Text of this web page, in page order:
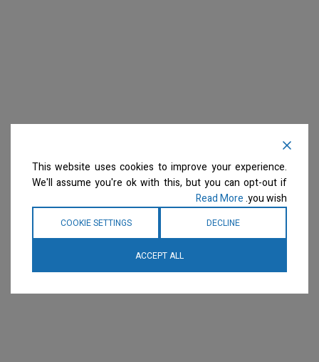
This website uses cookies to improve your experience.
We'll assume you're ok with this, but you can opt-out if
you wish.
Read More
DECLINE
COOKIE SETTINGS
ACCEPT ALL